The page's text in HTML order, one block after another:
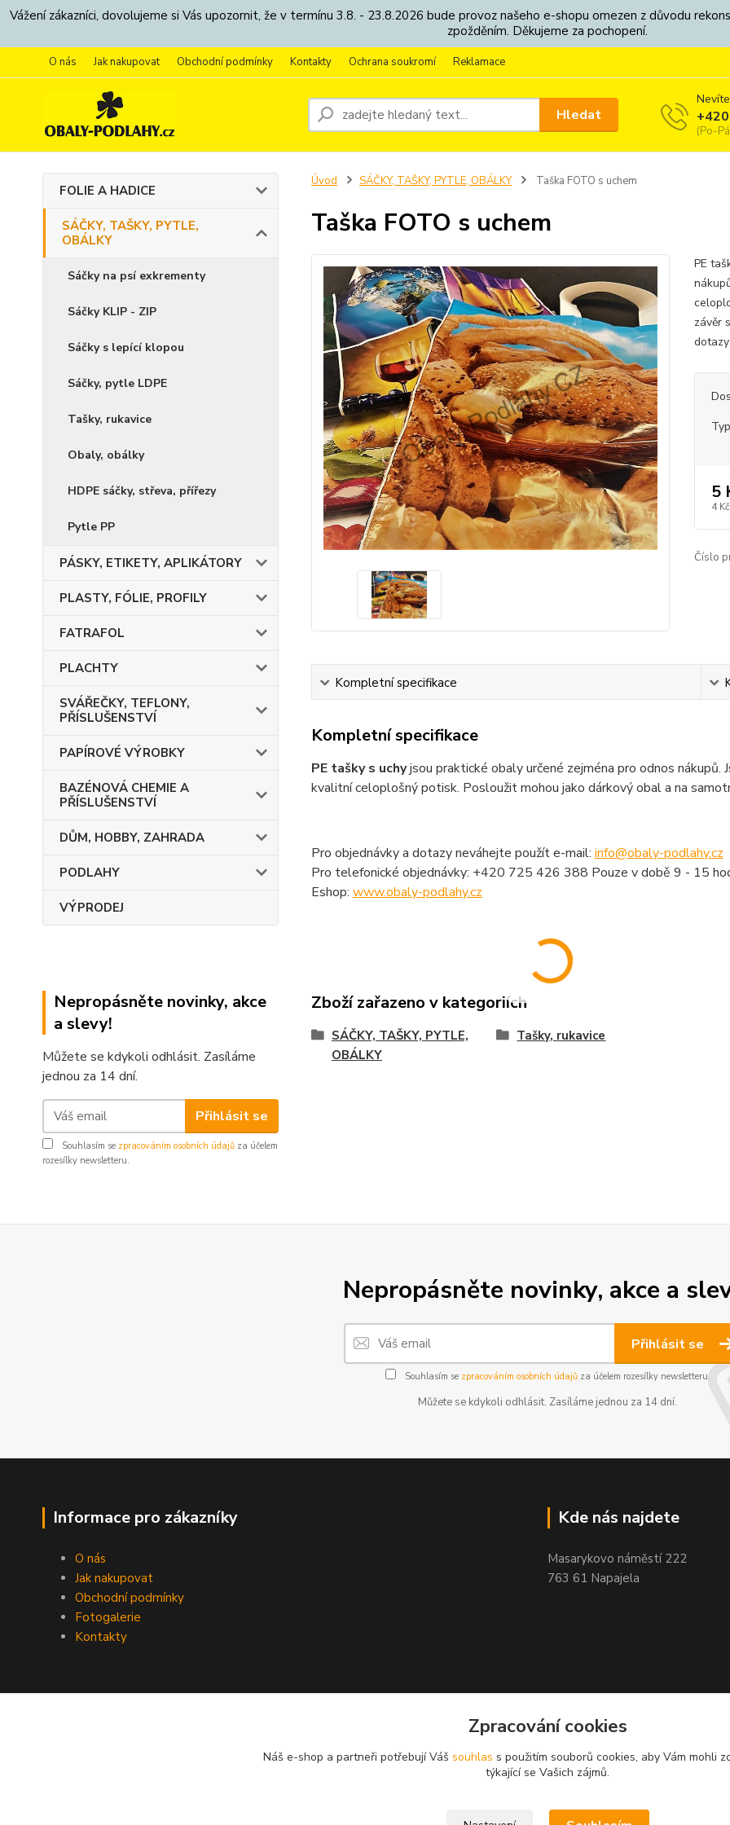
Vážení zákazníci, dovolujeme si Vás upozornit, že v termínu 3.8. - 23.8.2026 bude provoz našeho e-shopu omezen z důvodu
zpožděním. Děkujeme za pochopení.
O nás Jak nakupovat Obchodní podmínky Kontakty Ochrana soukromí Reklamace
Hledat
(Po-
FOLIE A HADICE
SÁČKY, TAŠKY, PYTLE,
OBÁLKY
Sáčky na psí exkrementy
Sáčky KLIP - ZIP
Sáčky s lepící klopou
Sáčky, pytle LDPE
Tašky, rukavice
Obaly, obálky
HDPE sáčky, střeva, přířezy
Pytle PP
PÁSKY, ETIKETY, APLIKÁTORY
PLASTY, FÓLIE, PROFILY
FATRAFOL
PLACHTY
SVÁŘEČKY, TEFLONY,
PŘÍSLUŠENSTVÍ
PAPÍROVÉ VÝROBKY
BAZÉNOVÁ CHEMIE A
PŘÍSLUŠENSTVÍ
DŮM, HOBBY, ZAHRADA
PODLAHY
VÝPRODEJ
Nepropásněte novinky, akce
a slevy!
Můžete se kdykoli odhlásit. Zasíláme
jednou za 14 dní.
Přihlásit se
Souhlasím se zpracováním osobních údajů za účelem
rozesílky newsletteru.
Úvod SÁČKY, TAŠKY, PYTLE, OBÁLKY Taška FOTO s uchem
Taška FOTO s uchem
PE
závěr
5
4 Kč
Číslo
Kompletní specifikace
Kompletní specifikace
PE tašky s uchyjsou praktické obaly určené zejména pro odnos
kvalitní celoplošný potisk. Posloužit mohou jako dárkový obal a na
Pro objednávky a dotazy neváhejte použít e-mail: info@obaly-podlahy.cz
Pro telefonické objednávky: +420 725 426 388 Pouze v době 9 - 15
Eshop: www.obaly-podlahy.cz
Zboží zařazeno v kategoriích
SÁČKY, TAŠKY, PYTLE,
OBÁLKY
Tašky, rukavice
Nepropásněte novinky, akce a
Přihlásit se
Souhlasím se zpracováním osobních údajůza účelem rozesílky newsletteru.
Můžete se kdykoli odhlásit. Zasíláme jednou za 14 dní.
Informace pro zákazníky
O nás
Jak nakupovat
Obchodní podmínky
Fotogalerie
Kontakty
Kde nás najdete
Masarykovo náměstí 222
763 61 Napajela
Zpracování cookies
Náš e-shop a partneři potřebují Váš souhlas s použitím souborů cookies, aby Vám mohli
týkající se Vašich zájmů.